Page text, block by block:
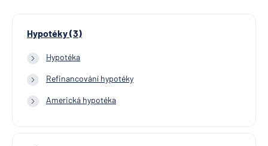
Hypotéky (3)
Hypotéka
Refinancování hypotéky
Americká hypotéka